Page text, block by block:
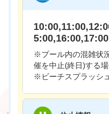
5:00,16:00,17:00
※プール内の混雑状
催を中止(終日)する
※ビーチスプラッシ